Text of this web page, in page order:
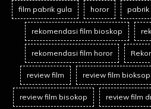
film pabrik gula horor pabrik
rekomendasi film bioskop
rekomendasi film horor
review film review film bioksop
review film bisokop review film